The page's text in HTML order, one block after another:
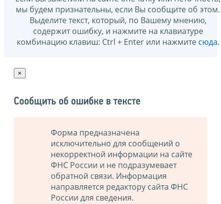
мы будем признательны, если Вы сообщите об этом.
Выделите текст, который, по Вашему мнению,
содержит ошибку, и нажмите на клавиатуре
комбинацию клавиш: Ctrl + Enter или нажмите сюда.
×
Сообщить об ошибке в тексте
Форма предназначена
исключительно для сообщений о
некорректной информации на сайте
ФНС России и не подразумевает
обратной связи. Информация
направляется редактору сайта ФНС
России для сведения.